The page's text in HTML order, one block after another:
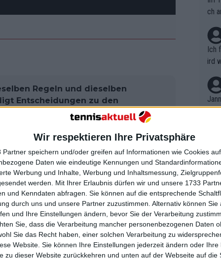
Wir respektieren Ihre Privatsphäre
Partner speichern und/oder greifen auf Informationen wie Cookies
Daten wie eindeutige Kennungen und
Werbung und Inhalte, Werbung und Inhaltsmessung,
werden. Mit Ihrer Erlaubnis dürfen wir und unsere 1733
und Kenndaten abfragen. Sie können auf die entsprechende
durch uns und unsere Partner zuzustimmen. Alternativ können Sie
und Ihre Einstellungen ändern, bevor Sie der Verarbeitung
Sie, dass die Verarbeitung mancher personenbezogenen Daten
Sie das Recht haben, einer solchen Verarbeitung zu
Website. Sie können Ihre Einstellungen jederzeit ändern oder Ihre
zu dieser Website zurückkehren und unten auf der Webseite auf die
Regeln und dieselben
Entscheidungen zu den
Iga Swiatek
oder versuchter Gebrauch
Methode durch einen Spieler,
solcher Gebrauch oder versuchter
TUE vereinbar ist."
die zwei Tage später am 12.
Makel im Lebenslauf des
als auch in Wimbledon das Doppel
dieITIAes ablehnte, sich weiter zu
ch
Ich
ird
r in
em
t,
B.
on
uss
mal
des
n
nt.
kel